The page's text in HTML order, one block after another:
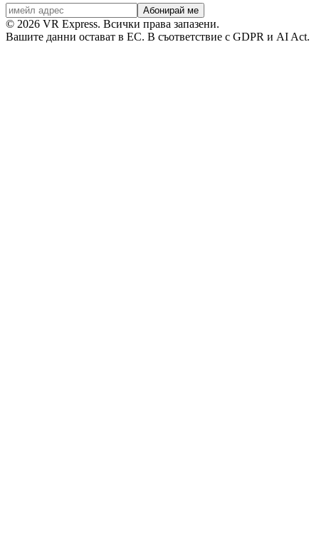
Абонирай ме
© 2026 VR Express. Всички права запазени.
Вашите данни остават в ЕС. В съответствие с GDPR и AI Act.